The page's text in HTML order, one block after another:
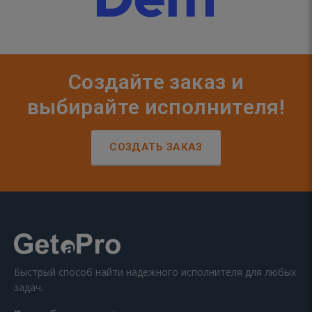
Создайте заказ и
выбирайте исполнителя!
СОЗДАТЬ ЗАКАЗ
Быстрый способ найти надежного исполнителя для любых
задач.